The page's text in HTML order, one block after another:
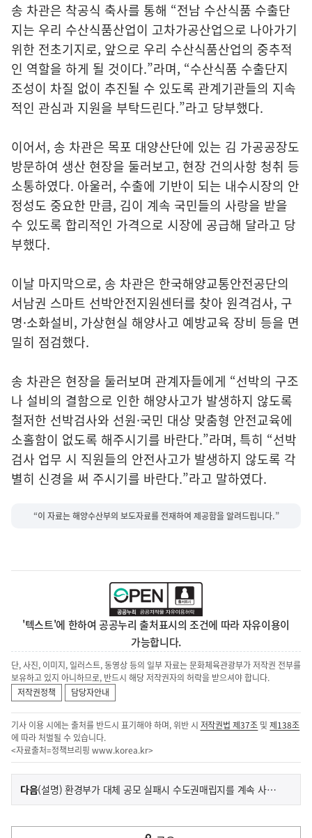
송 차관은 착공식 축사를 통해 “전남 수산식품 수출단
지는 우리 수산식품산업이 고차가공산업으로 나아가기
위한 전초기지로, 앞으로 우리 수산식품산업의 중추적
인 역할을 하게 될 것이다.”라며, “수산식품 수출단지
조성이 차질 없이 추진될 수 있도록 관계기관들의 지속
적인 관심과 지원을 부탁드린다.”라고 당부했다.
이어서, 송 차관은 목포 대양산단에 있는 김 가공공장도
방문하여 생산 현장을 둘러보고, 현장 건의사항 청취 등
소통하였다. 아울러, 수출에 기반이 되는 내수시장의 안
정성도 중요한 만큼, 김이 계속 국민들의 사랑을 받을
수 있도록 합리적인 가격으로 시장에 공급해 달라고 당
부했다.
이날 마지막으로, 송 차관은 한국해양교통안전공단의
서남권 스마트 선박안전지원센터를 찾아 원격검사, 구
명·소화설비, 가상현실 해양사고 예방교육 장비 등을 면
밀히 점검했다.
송 차관은 현장을 둘러보며 관계자들에게 “선박의 구조
나 설비의 결함으로 인한 해양사고가 발생하지 않도록
철저한 선박검사와 선원·국민 대상 맞춤형 안전교육에
소홀함이 없도록 해주시기를 바란다.”라며, 특히 “선박
검사 업무 시 직원들의 안전사고가 발생하지 않도록 각
별히 신경을 써 주시기를 바란다.”라고 말하였다.
“이 자료는 해양수산부의 보도자료를 전재하여 제공함을 알려드립니다.”
'텍스트'에 한하여 공공누리 출처표시의 조건에 따라 자유이용이
가능합니다.
단, 사진, 이미지, 일러스트, 동영상 등의 일부 자료는 문화체육관광부가 저작권 전부를
보유하고 있지 아니하므로, 반드시 해당 저작권자의 허락을 받으셔야 합니다.
저작권정책
담당자안내
기사 이용 시에는 출처를 반드시 표기해야 하며, 위반 시 저작권법 제37조 및제138조
에 따라 처벌될 수 있습니다.
<자료출처=정책브리핑 www.korea.kr>
이
전
다
다음기
(설명) 환경부가 대체 공모 실패시 수도권매립지를 계속 사용하겠다는 보도내용은 사실이 아님